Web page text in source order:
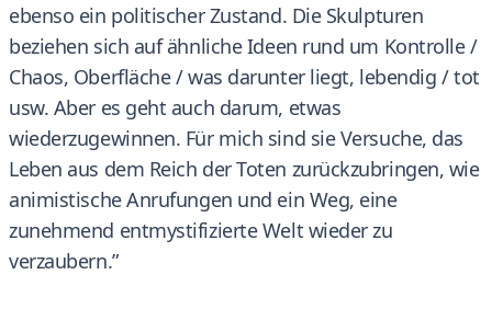
ebenso ein politischer Zustand. Die Skulpturen
beziehen sich auf ähnliche Ideen rund um Kontrolle /
Chaos, Oberfläche / was darunter liegt, lebendig / tot
usw. Aber es geht auch darum, etwas
wiederzugewinnen. Für mich sind sie Versuche, das
Leben aus dem Reich der Toten zurückzubringen, wie
animistische Anrufungen und ein Weg, eine
zunehmend entmystifizierte Welt wieder zu
verzaubern.”